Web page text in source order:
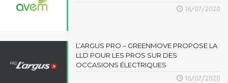
16/07/2020
L’ARGUS PRO – GREENMOVE PROPOSE LA
LLD POUR LES PROS SUR DES
OCCASIONS ÉLECTRIQUES
16/07/2020